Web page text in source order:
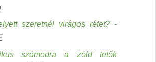
szeretnél virágos rétet? -
számodra a zöld tetők